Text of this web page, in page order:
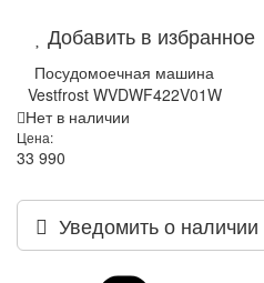
Добавить в избранное
Посудомоечная машина
Vestfrost WVDWF422V01W
Нет в наличии
Цена:
33 990
Уведомить о наличии